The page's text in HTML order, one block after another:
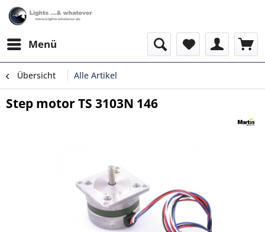
Menü
Übersicht Alle Artikel
Step motor TS 3103N 146